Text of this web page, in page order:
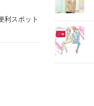
利スポット